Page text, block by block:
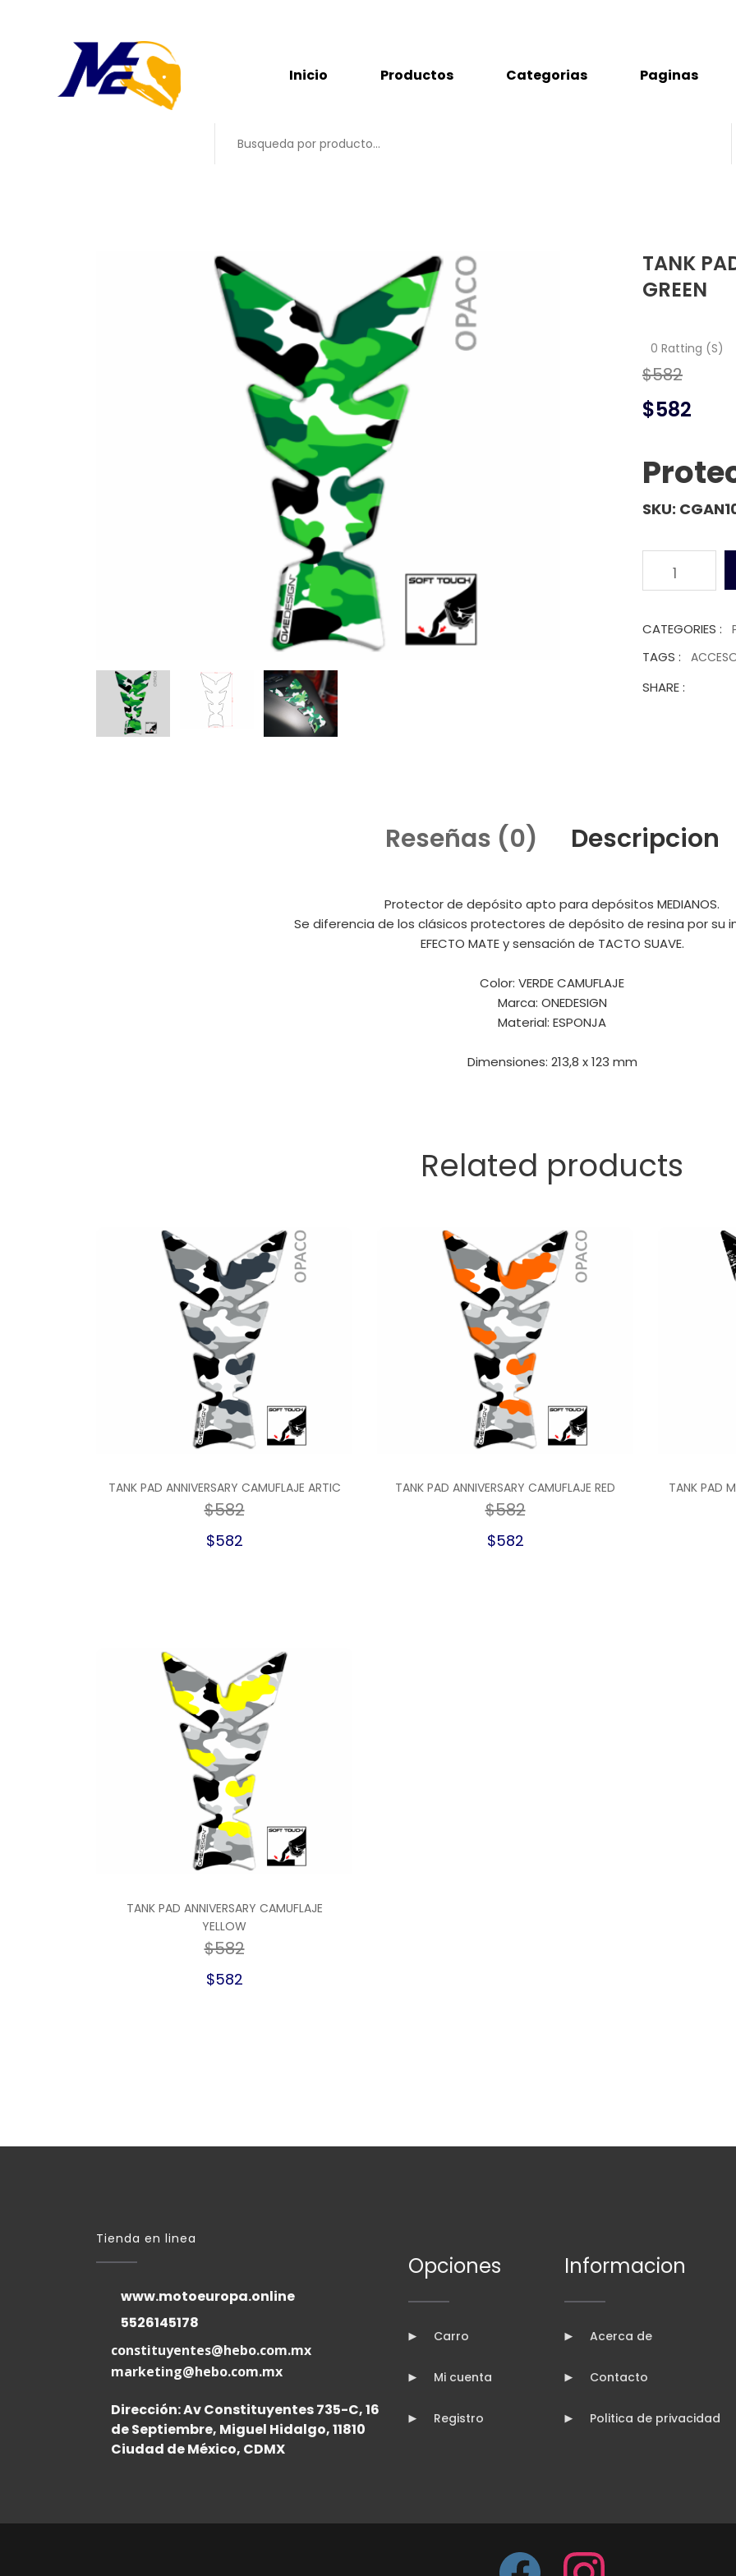
Inicio Productos Categorias Paginas
TANK
GREEN
0 Ratting (S)
$582
$582
SKU:
1
CATEGORIES :
TAGS :
SHARE :
Reseñas (0) Descripcion
Protector de depósito apto para depósitos MEDIANOS.
Se diferencia de los clásicos protectores de depósito de resina por su
EFECTO MATE y sensación de TACTO SUAVE.
Color: VERDE CAMUFLAJE
Marca: ONEDESIGN
Material: ESPONJA
Dimensiones: 213,8 ​​x 123 mm
Related products
TANK PAD ANNIVERSARY CAMUFLAJE ARTIC
$582
$582
TANK PAD ANNIVERSARY CAMUFLAJE RED
$582
$582
TANK PAD
TANK PAD ANNIVERSARY CAMUFLAJE
YELLOW
$582
$582
Tienda en linea
www.motoeuropa.online
5526145178
constituyentes@hebo.com.mx
marketing@hebo.com.mx
Dirección: Av Constituyentes 735-C, 16
de Septiembre, Miguel Hidalgo, 11810
Ciudad de México, CDMX
Opciones
Carro
Mi cuenta
Registro
Informacion
Acerca de
Contacto
Politica de privacidad